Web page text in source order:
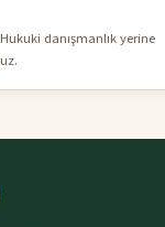
danışmanlık yerine